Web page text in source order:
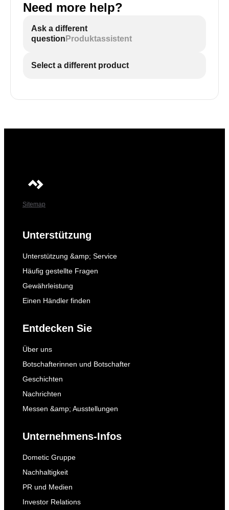
Need more help?
Ask a different
question Produktassistent
Select a different product
Sitemap
Unterstützung
Unterstützung &amp; Service
Häufig gestellte Fragen
Gewährleistung
Einen Händler finden
Entdecken Sie
Über uns
Botschafterinnen und Botschafter
Geschichten
Nachrichten
Messen &amp; Ausstellungen
Unternehmens-Infos
Dometic Gruppe
Nachhaltigkeit
PR und Medien
Investor Relations